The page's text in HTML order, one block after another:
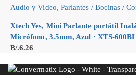
Audio y Video, Parlantes / Bocinas /
Xtech Yes, Mini Parlante portátil
Micrófono, 3.5mm, Azul · XTS-
B/.6.26